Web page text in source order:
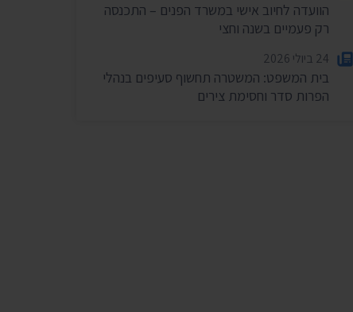
הוועדה לחיוב אישי במשרד הפנים – התכנסה
רק פעמיים בשנה וחצי
24 ביולי 2026
בית המשפט: המשטרה תחשוף סעיפים בנהלי
הפרות סדר וחסימת צירים